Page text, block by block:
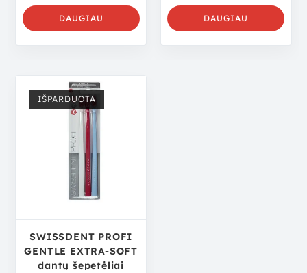
DAUGIAU DAUGIAU
IŠPARDUOTA
SWISSDENT PROFI
GENTLE EXTRA-SOFT
dantų šepetėliai